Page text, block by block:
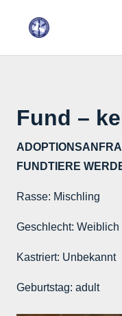
Fund –
FUNDTIERE
Rasse: Mischling
Geschlecht: Weiblich
Kastriert: Unbekannt
Geburtstag: adult